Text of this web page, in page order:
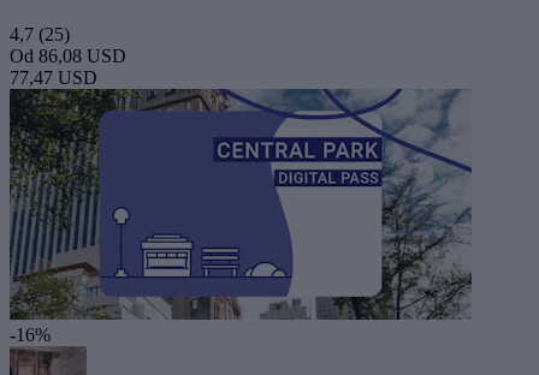
4,7 (25)
Od 86,08 USD
77,47 USD
-16%